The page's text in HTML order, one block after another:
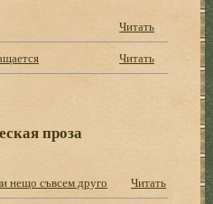
Читать
Читать
проза
нещо съвсем друго Читать